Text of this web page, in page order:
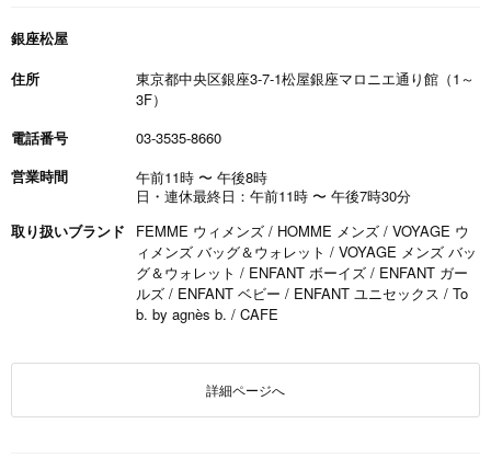
銀座松屋
住所
東京都中央区銀座3-7-1松屋銀座マロニエ通り館（1～
3F）
電話番号
03-3535-8660
営業時間
午前11時 〜 午後8時
日・連休最終日：午前11時 〜 午後7時30分
取り扱いブランド
FEMME ウィメンズ / HOMME メンズ / VOYAGE ウ
ィメンズ バッグ＆ウォレット / VOYAGE メンズ バッ
グ＆ウォレット / ENFANT ボーイズ / ENFANT ガー
ルズ / ENFANT ベビー / ENFANT ユニセックス / To
b. by agnès b. / CAFE
詳細ページへ